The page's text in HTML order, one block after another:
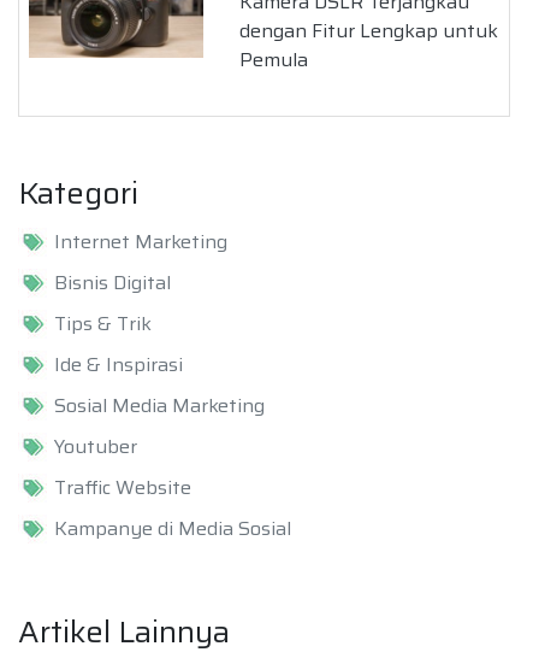
dengan Fitur Lengkap untuk
Pemula
Kategori
Internet Marketing
Bisnis Digital
Tips & Trik
Ide & Inspirasi
Sosial Media Marketing
Youtuber
Traffic Website
Kampanye di Media Sosial
Artikel Lainnya